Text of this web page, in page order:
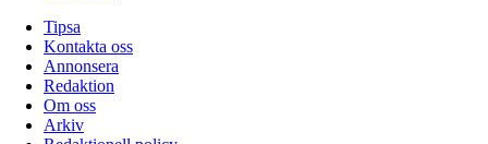
Tipsa
Kontakta oss
Annonsera
Redaktion
Om oss
Arkiv